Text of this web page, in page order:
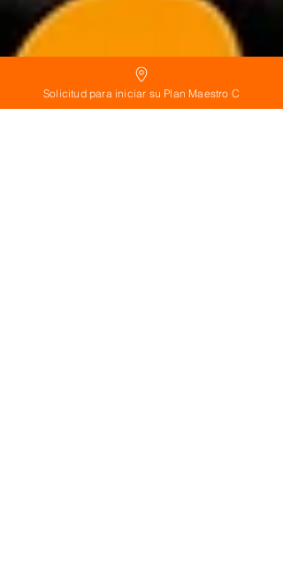
Solicitud para iniciar su Plan Maestro C